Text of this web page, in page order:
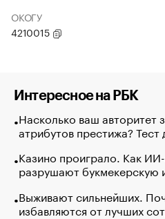
ОКОГУ
4210015
Интересное на РБК
Насколько ваш авторитет
атрибутов престижа? Тест
Казино проиграло. Как
разрушают букмекерскую
Выживают сильнейших.
избавляются от лучших